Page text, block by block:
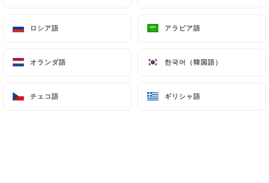
ロシア語 アラビア語
オランダ語 한국어（韓国語）
チェコ語 ギリシャ語
ロシア語 アラビア語
オランダ語 한국어（韓国語）
チェコ語 ギリシャ語